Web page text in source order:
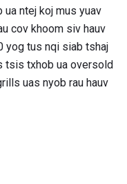
ntej koj mus yuav
cov khoom siv hauv
yog tus nqi siab tshaj
tsis txhob ua oversold
uas nyob rau hauv